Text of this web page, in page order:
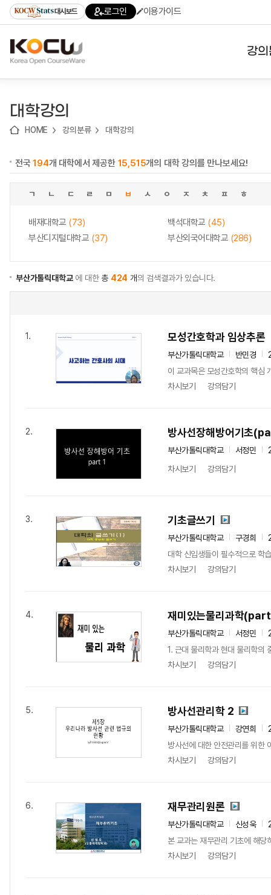
기
기
기
content)
가
대시보드 로그인 이용가이드
강
대학강의
HOME 강의분류 대학강의
전국194개 대학에서 제공한 15,515개의 대학 강의를 만나보세요!
ㄱ ㄴ ㄷ ㄹ ㅁ ㅂ ㅅ ㅇ ㅈ ㅊ ㅍ ㅎ
배재대학교 (73) 백석대학교 (45)
부산디지털대학교 (37) 부산외국어대학교 (286)
부산가톨릭대학교에 대한총 424 개의 검색결과가 있습니다.
1. 모성간호학과 임상추론
부산가톨릭대학교 반민경
이 교과목은 모성간호학의 핵심
차시보기
강의담기
2. 방사선장해방어기초
부산가톨릭대학교 서정민
차시보기
강의담기
3. 기초글쓰기
부산가톨릭대학교 구경희
대학 신입생들이 필수적으로 학
차시보기
강의담기
4. 재미있는물리과학
부산가톨릭대학교 서정민
1. 근대 물리학과 현대 물리학의
차시보기
강의담기
5. 방사선관리학 2
부산가톨릭대학교 강연희
방사선에 대한 안전관리를 위한
차시보기
강의담기
6. 재무관리원론
부산가톨릭대학교 신성욱
본 교과는 재무관리 기초에 해당
차시보기
강의담기